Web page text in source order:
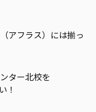
アフラス）には揃っ
ター北校を
！